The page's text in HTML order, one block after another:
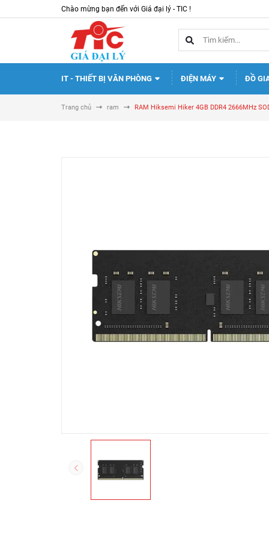
Chào mừng bạn đến với Giá đại lý - TIC !
IT - THIẾT BỊ VĂN PHÒNG ĐIỆN MÁY ĐỒ
Trang chủ ram RAM Hiksemi Hiker 4GB DDR4 2666MHz